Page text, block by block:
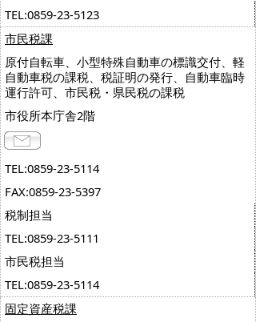
TEL:0859-23-5123
市民税課
原付自転車、小型特殊自動車の標識交付、軽
自動車税の課税、税証明の発行、自動車臨時
運行許可、市民税・県民税の課税
市役所本庁舎2階
TEL:0859-23-5114
FAX:0859-23-5397
税制担当
TEL:0859-23-5111
市民税担当
TEL:0859-23-5114
固定資産税課